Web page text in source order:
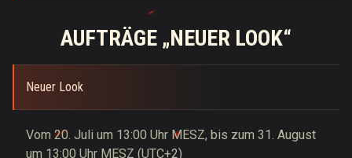
AUFTRÄGE „NEUER LOOK“
Neuer Look
Vom 20. Juli um 13:00 Uhr MESZ, bis zum 31. August
um 13:00 Uhr MESZ (UTC+2)